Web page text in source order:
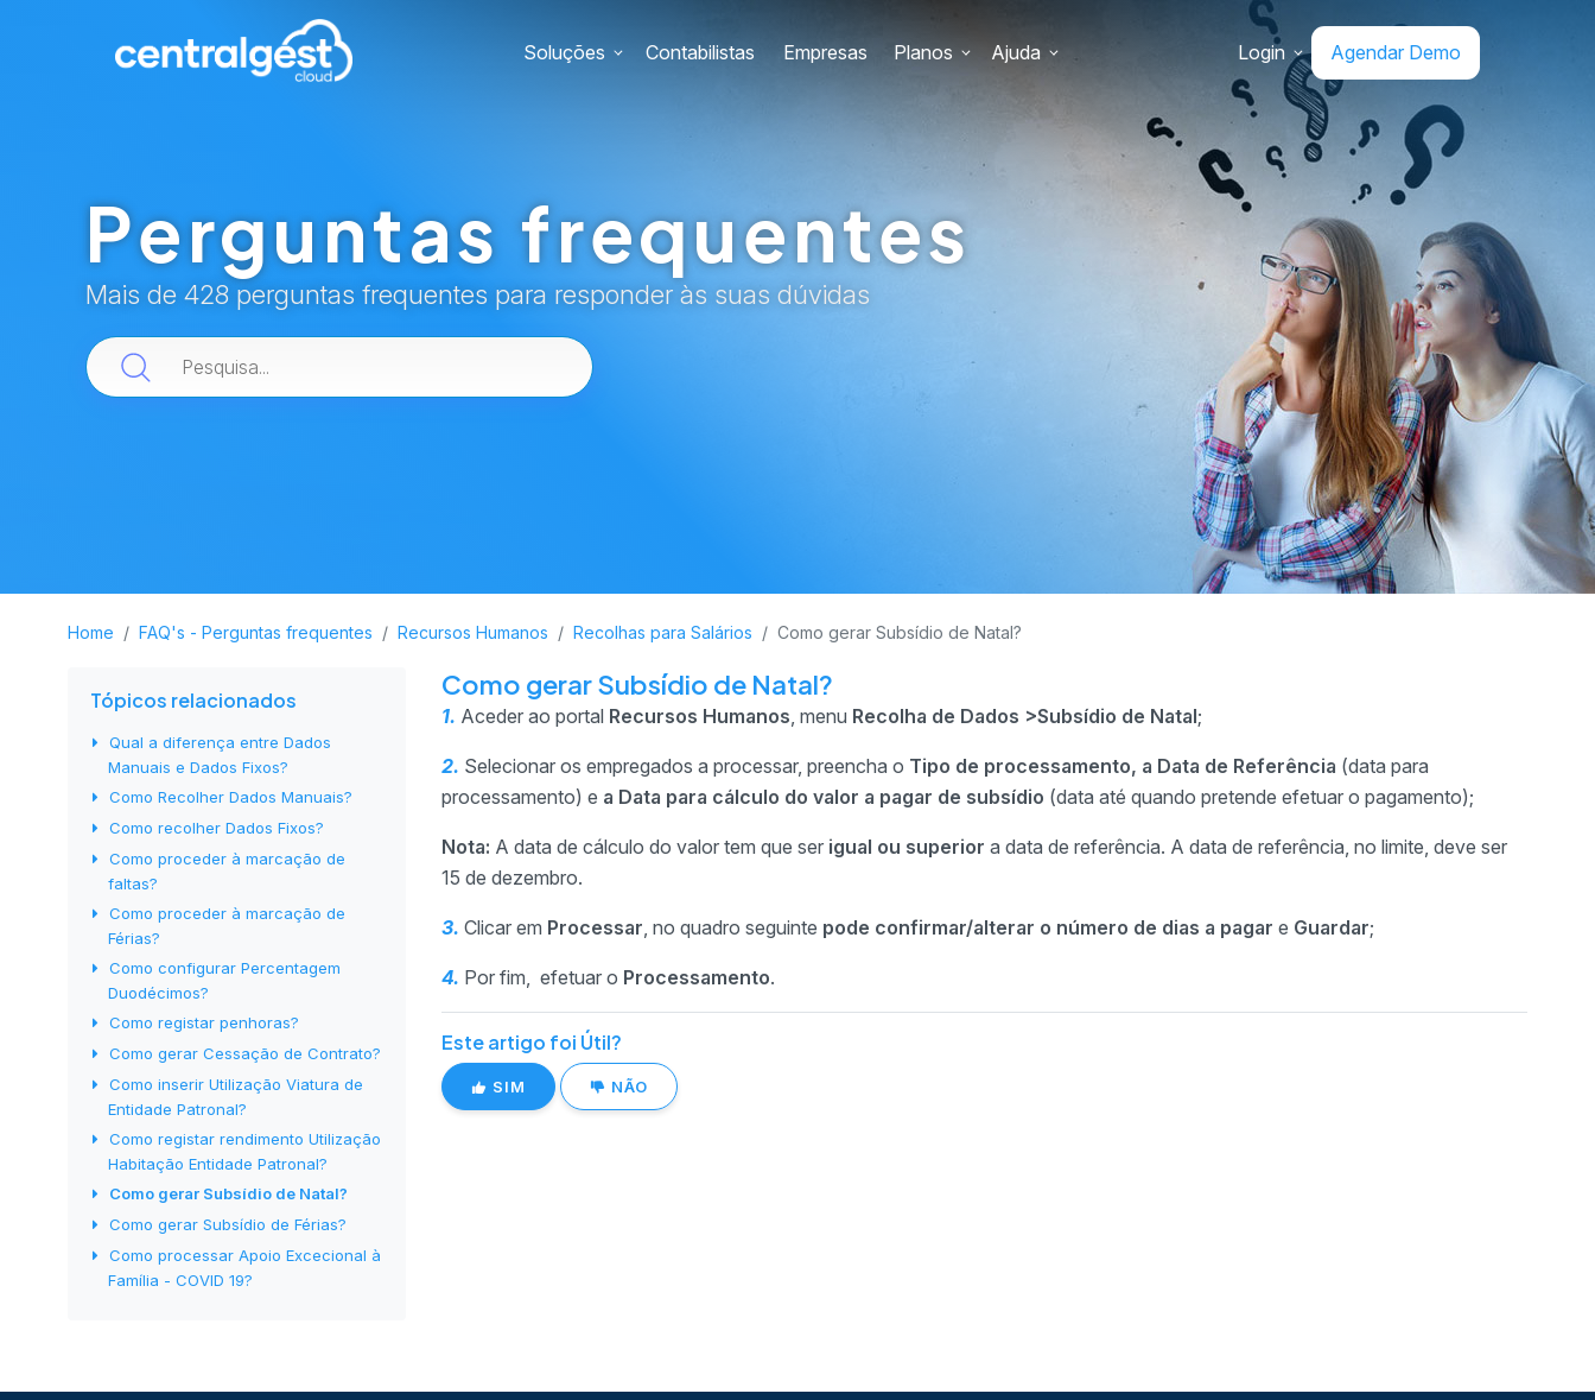
Soluções Contabilistas Empresas Planos Ajuda Login Agendar Demo
Perguntas frequentes
Mais de 428 perguntas frequentes para responder às suas dúvidas
Home FAQ's - Perguntas frequentes Recursos Humanos Recolhas para Salários Como gerar Subsídio de Natal?
Tópicos relacionados
Qual a diferença entre Dados
Manuais e Dados Fixos?
Como Recolher Dados Manuais?
Como recolher Dados Fixos?
Como proceder à marcação de
faltas?
Como proceder à marcação de
Férias?
Como configurar Percentagem
Duodécimos?
Como registar penhoras?
Como gerar Cessação de Contrato?
Como inserir Utilização Viatura de
Entidade Patronal?
Como registar rendimento Utilização
Habitação Entidade Patronal?
Como gerar Subsídio de Natal?
Como gerar Subsídio de Férias?
Como processar Apoio Excecional à
Família - COVID 19?
Como gerar Subsídio de Natal?
1. Aceder ao portal Recursos Humanos, menu Recolha de Dados >Subsídio de Natal;
2. Selecionar os empregados a processar, preencha o Tipo de processamento, a Data de Referência (data para
processamento) e a Data para cálculo do valor a pagar de subsídio (data até quando pretende efetuar o pagamento);
Nota: A data de cálculo do valor tem que ser igual ou superior a data de referência. A data de referência, no limite, deve ser
15 de dezembro.
3. Clicar em Processar, no quadro seguinte pode confirmar/alterar o número de dias a pagar e Guardar;
4. Por fim, efetuar o Processamento.
Este artigo foi Útil?
SIM NÃO